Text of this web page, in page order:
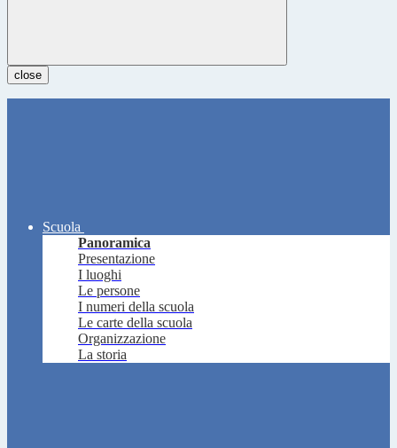
close
Scuola
Panoramica
Presentazione
I luoghi
Le persone
I numeri della scuola
Le carte della scuola
Organizzazione
La storia